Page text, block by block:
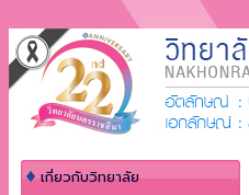
เกี่ยวกับวิทยาลัย